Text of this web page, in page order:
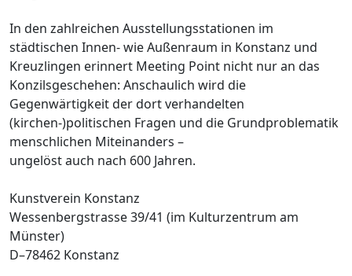
In den zahlreichen Ausstellungsstationen im
städtischen Innen- wie Außenraum in Konstanz und
Kreuzlingen erinnert Meeting Point nicht nur an das
Konzilsgeschehen: Anschaulich wird die
Gegenwärtigkeit der dort verhandelten
(kirchen-)politischen Fragen und die Grundproblematik
menschlichen Miteinanders –
ungelöst auch nach 600 Jahren.
Kunstverein Konstanz
Wessenbergstrasse 39/41 (im Kulturzentrum am
Münster)
D–78462 Konstanz